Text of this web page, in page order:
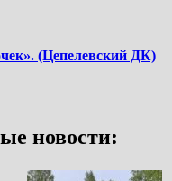
(Цепелевский ДК)
новости: